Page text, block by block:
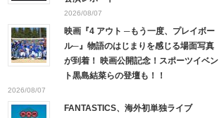
2026/08/07
映画『4 アウト ─もう一度、プレイボー
ル─』物語のはじまりを感じる場面写真
が到着！ 映画公開記念！スポーツイベン
ト黒島結菜らの登壇も！！
2026/08/07
FANTASTICS、海外初単独ライブ